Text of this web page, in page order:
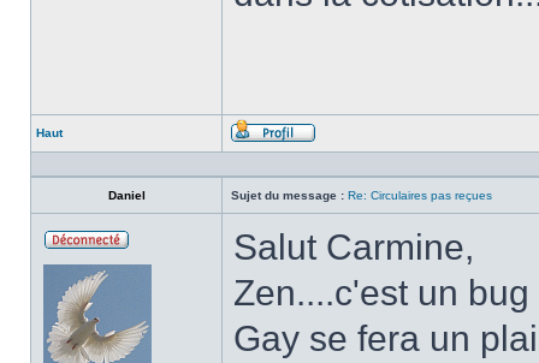
Haut
Profil
Daniel Sujet du message : Re: Circulaires pas reçues
Salut Carmine,
Zen....c'est un
Gay se fera un